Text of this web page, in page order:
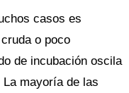
casos es
o poco
de incubación oscila
mayoría de las